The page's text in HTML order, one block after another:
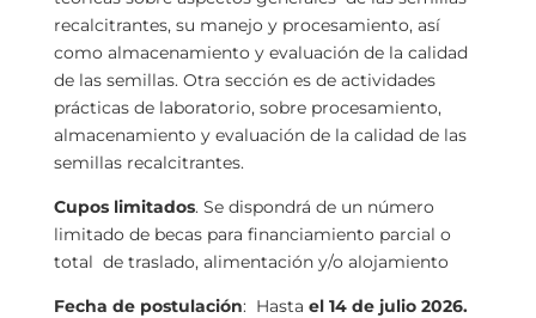
recalcitrantes, su manejo y procesamiento, así
como almacenamiento y evaluación de la calidad
de las semillas. Otra sección es de actividades
prácticas de laboratorio, sobre procesamiento,
almacenamiento y evaluación de la calidad de las
semillas recalcitrantes.
Cupos limitados. Se dispondrá de un número
limitado de becas para financiamiento parcial o
total de traslado, alimentación y/o alojamiento
Fecha de postulación: Hasta el 14 de julio 2026.